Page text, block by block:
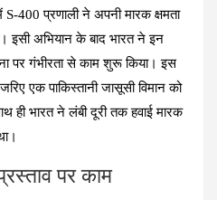
400 प्रणाली ने अपनी मारक क्षमता
इसी अभियान के बाद भारत ने इन
पर गंभीरता से काम शुरू किया। इस
एक पाकिस्तानी जासूसी विमान को
ही भारत ने लंबी दूरी तक हवाई मारक
पर काम